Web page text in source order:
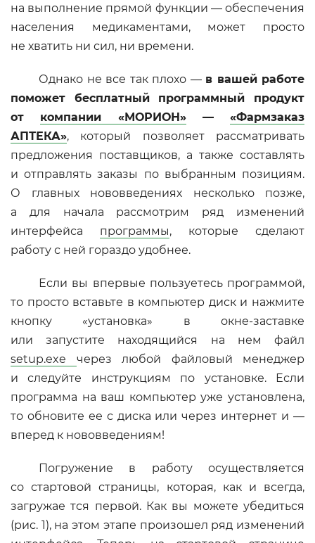
на выполнение прямой функции — обеспечения
населения медикаментами, может просто
не хватить ни сил, ни времени.
Однако не все так плохо — в вашей работе
поможет бесплатный программный продукт
от компании «МОРИОН»— «Фармзаказ
АПТЕКА», который позволяет рассматривать
предложения поставщиков, а также составлять
и отправлять заказы по выбранным позициям.
О главных нововведениях несколько позже,
а для начала рассмотрим ряд изменений
интерфейса программы, которые сделают
работу с ней гораздо удобнее.
Если вы впервые пользуетесь программой,
то просто вставьте в компьютер диск и нажмите
кнопку «установка» в окне-заставке
или запустите находящийся на нем файл
setup.exe через любой файловый менеджер
и следуйте инструкциям по установке. Если
программа на ваш компьютер уже установлена,
то обновите ее с диска или через интернет и —
вперед к нововведениям!
Погружение в работу осуществляется
со стартовой страницы, которая, как и всегда,
загружае тся первой. Как вы можете убедиться
(рис. 1), на этом этапе произошел ряд изменений